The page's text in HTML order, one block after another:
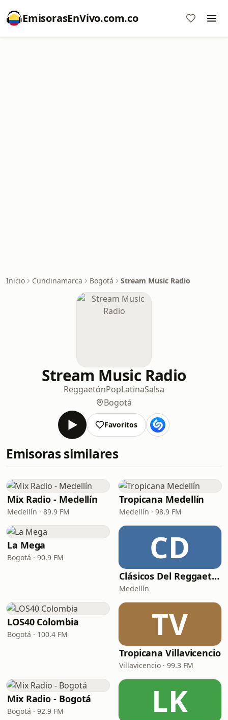
EmisorasEnVivo.com.co
Inicio Cundinamarca Bogotá Stream Music Radio
Stream Music Radio
ReggaetónPopLatinaSalsa
Bogotá
Favoritos
Emisoras similares
Mix Radio - Medellín
Medellín · 89.9 FM
Tropicana Medellín
Medellín · 98.9 FM
La Mega
Bogotá · 90.9 FM CD
Clásicos Del Reggaetón
Medellín
LOS40 Colombia
Bogotá · 100.4 FM TV
Tropicana Villavicencio
Villavicencio · 99.3 FM
Mix Radio - Bogotá
Bogotá · 92.9 FM LK